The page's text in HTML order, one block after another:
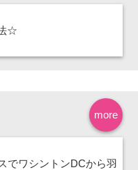
☆
more
でワシントンDCから羽